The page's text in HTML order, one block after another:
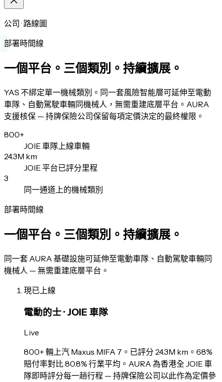
公司 · 路線圖
部署時間線
一個平台。三個類別。持續擴展。
YAS 不綁定單一機械類別。同一套風險智能層可延伸至電動
車隊、自動駕駛車輛同機械人，無需重建底層平台。AURA
支援核保 — 持牌保險公司保留每項定價決定的最終權限。
800+
JOIE 車隊上線車輛
24.3M km
JOIE 平台已評分里程
3
同一通道上的機械類別
部署時間線
一個平台。三個類別。持續擴展。
同一套 AURA 基礎設施可延伸至電動車隊、自動駕駛車輛同
機械人 — 無需重建底層平台。
現已上線
電動的士 · JOIE 車隊
Live
800+ 輛上汽 Maxus MIFA 7。已評分 24.3M km。68%
賠付率對比 80.8% 行業平均。AURA 為香港全 JOIE 車
隊即時評分每一趟行程 — 持牌保險公司以此作為定價參